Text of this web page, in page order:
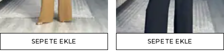
SEPETE EKLE SEPETE EKLE